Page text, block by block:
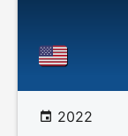
2022